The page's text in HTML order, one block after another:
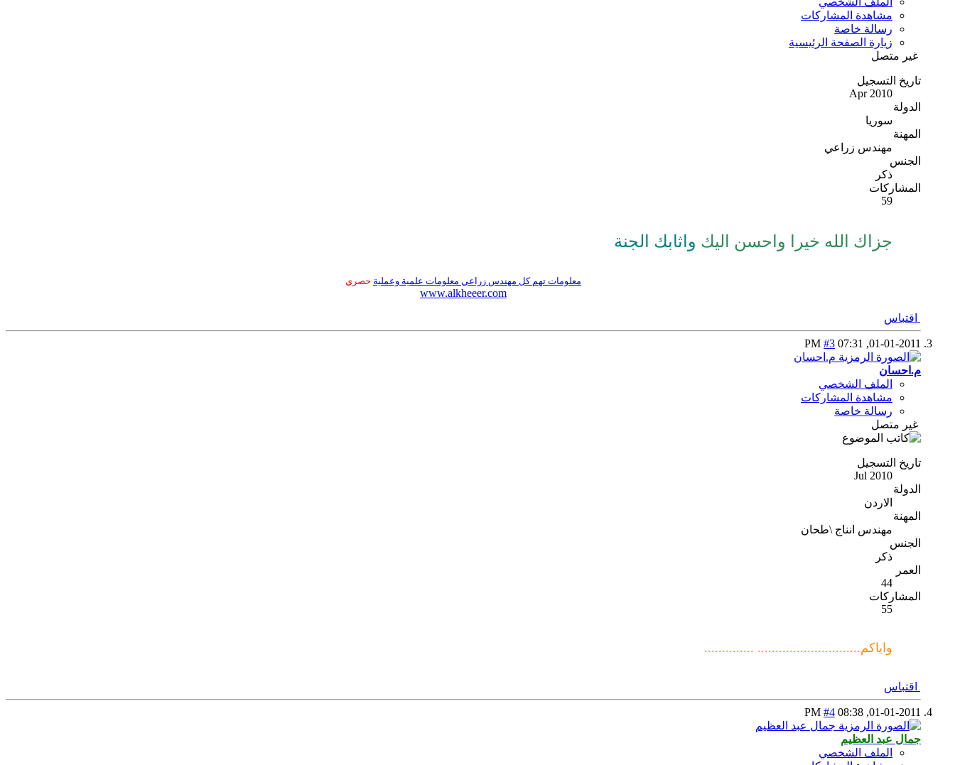
مشاهدة المشاركات
رسالة خاصة
زيارة الصفحة الرئيسية
غير متصل
تاريخ التسجيل
Apr 2010
الدولة
سوريا
المهنة
مهندس زراعي
الجنس
ذكر
المشاركات
59
جزاك الله خيرا واحسن اليك واثابك الجنة
معلومات تهم كل مهندس زراعي معلومات علمية وعملية حصري
www.alkheeer.com
اقتباس
01-01-2011,
07:31 PM
#3
م.احسان
الملف الشخصي
مشاهدة المشاركات
رسالة خاصة
غير متصل
تاريخ التسجيل
Jul 2010
الدولة
الاردن
المهنة
مهندس انناج \طحان
الجنس
ذكر
العمر
44
المشاركات
55
واياكم............................. ..............
اقتباس
01-01-2011,
08:38 PM
#4
جمال عبد العظيم
الملف الشخصي